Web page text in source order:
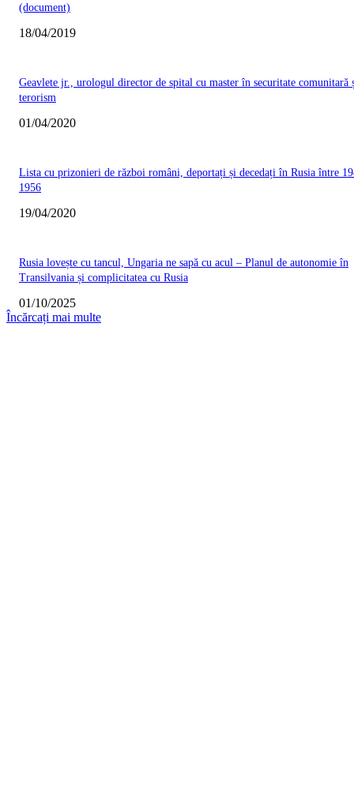
(document)
18/04/2019
Geavlete jr., urologul director de spital cu master în securitate comunitară
terorism
01/04/2020
Lista cu prizonieri de război români, deportați și decedați în Rusia între
1956
19/04/2020
Rusia lovește cu tancul, Ungaria ne sapă cu acul – Planul de autonomie în
Transilvania și complicitatea cu Rusia
01/10/2025
Încărcați mai multe